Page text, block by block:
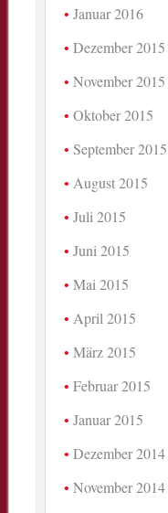
Januar 2016
Dezember 2015
November 2015
Oktober 2015
September 2015
August 2015
Juli 2015
Juni 2015
Mai 2015
April 2015
März 2015
Februar 2015
Januar 2015
Dezember 2014
November 2014